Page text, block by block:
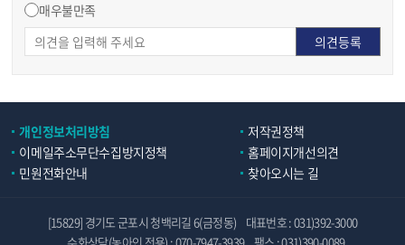
매우불만족
개인정보처리방침
저작권정책
이메일주소무단수집방지정책
홈페이지개선의견
민원전화안내
찾아오시는 길
[15829] 경기도 군포시 청백리길 6(금정동)
대표번호 : 031)392-3000